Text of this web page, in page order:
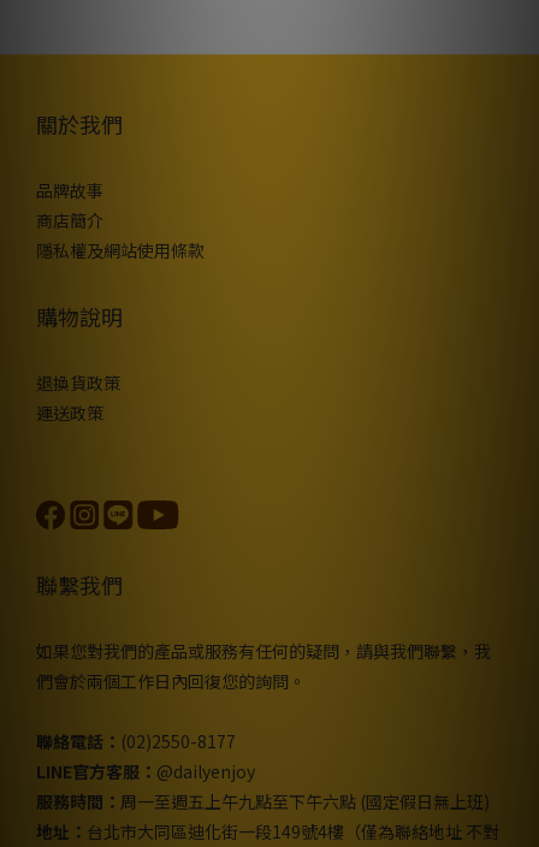
關於我們
品牌故事
商店簡介
隱私權及網站使用條款
購物說明
退換貨政策
運送政策
聯繫我們
如果您對我們的產品或服務有任何的疑問，請與我們聯繫，我
們會於兩個工作日內回復您的詢問。
聯絡電話： (02)2550-8177
LINE官方客服： @dailyenjoy
服務時間： 周一至週五上午九點至下午六點 (國定假日無上班)
地址： 台北市大同區迪化街一段149號4樓（僅為聯絡地址 不對